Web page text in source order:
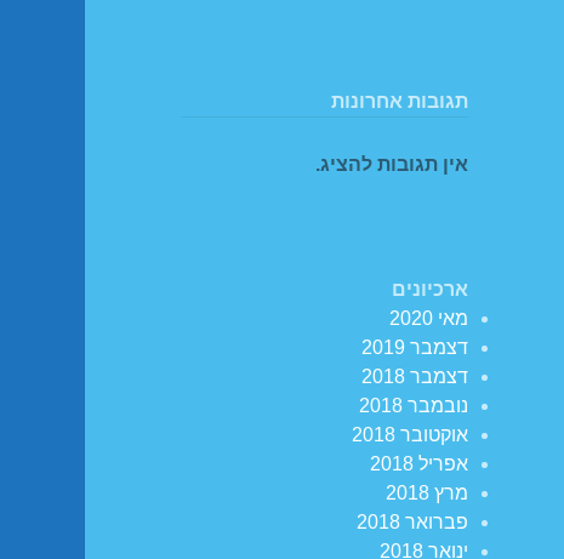
תגובות אחרונות
אין תגובות להציג.
ארכיונים
מאי 2020
דצמבר 2019
דצמבר 2018
נובמבר 2018
אוקטובר 2018
אפריל 2018
מרץ 2018
פברואר 2018
ינואר 2018